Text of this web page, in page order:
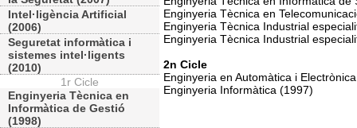
Intel·ligència Artificial
(2006)
Seguretat informàtica i
sistemes intel·ligents
(2010)
1r Cicle
Enginyeria Tècnica en
Informàtica de Gestió
(1998)
Enginyeria Tècnica en
Enginyeria Tècnica Industrial
Enginyeria Tècnica Industrial
2n Cicle
Enginyeria en Automàtica i
Enginyeria Informàtica (1997)